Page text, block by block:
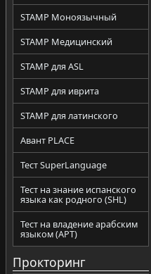
STAMP Моноязычный
STAMP Медицинский
STAMP для ASL
STAMP для иврита
STAMP для латинского
Авант PLACE
Тест SuperLanguage
Тест на знание испанского
языка как родного (SHL)
Тест на владение арабским
языком (APT)
Прокторинг